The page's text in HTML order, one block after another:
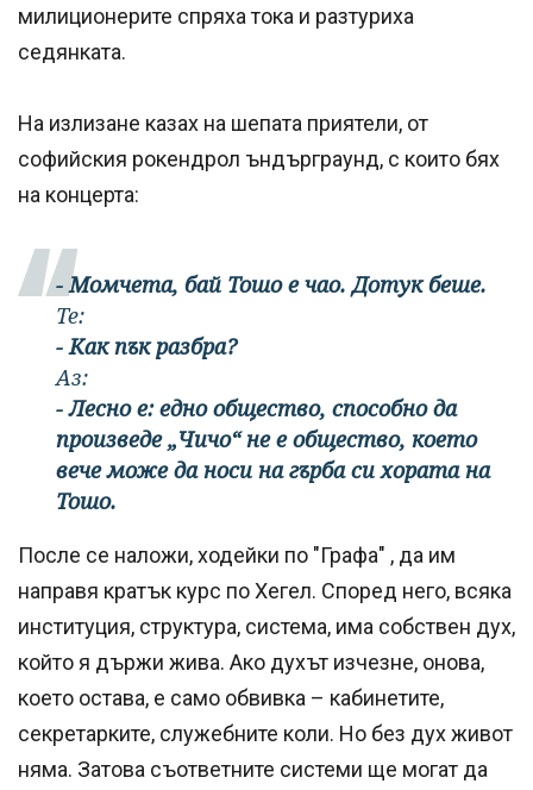
милиционерите спряха тока и разтуриха
седянката.
На излизане казах на шепата приятели, от
софийския рокендрол ъндърграунд, с които бях
на концерта:
- Момчета, бай Тошо е чао. Дотук беше.
Те:
- Как пък разбра?
Аз:
- Лесно е: едно общество, способно да
произведе „Чичо“ не е общество, което
вече може да носи на гърба си хората на
Тошо.
После се наложи, ходейки по "Графа" , да им
направя кратък курс по Хегел. Според него, всяка
институция, структура, система, има собствен дух,
който я държи жива. Ако духът изчезне, онова,
което остава, е само обвивка – кабинетите,
секретарките, служебните коли. Но без дух живот
няма. Затова съответните системи ще могат да